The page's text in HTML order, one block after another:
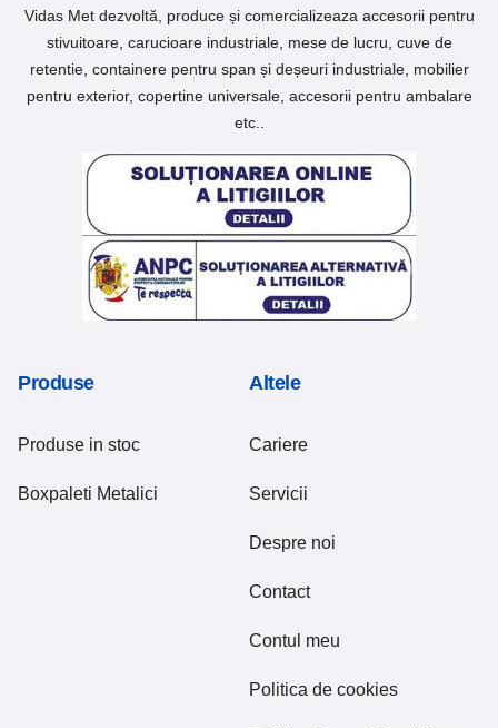
Vidas Met dezvoltă, produce și comercializeaza accesorii pentru
stivuitoare, carucioare industriale, mese de lucru, cuve de
retentie, containere pentru span și deșeuri industriale, mobilier
pentru exterior, copertine universale, accesorii pentru ambalare
etc..
Produse
Produse in stoc
Boxpaleti Metalici
Altele
Cariere
Servicii
Despre noi
Contact
Contul meu
Politica de cookies